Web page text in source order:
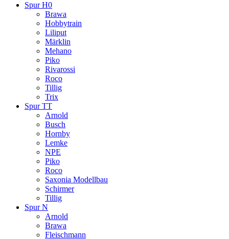
Spur H0
Brawa
Hobbytrain
Liliput
Märklin
Mehano
Piko
Rivarossi
Roco
Tillig
Trix
Spur TT
Arnold
Busch
Hornby
Lemke
NPE
Piko
Roco
Saxonia Modellbau
Schirmer
Tillig
Spur N
Arnold
Brawa
Fleischmann